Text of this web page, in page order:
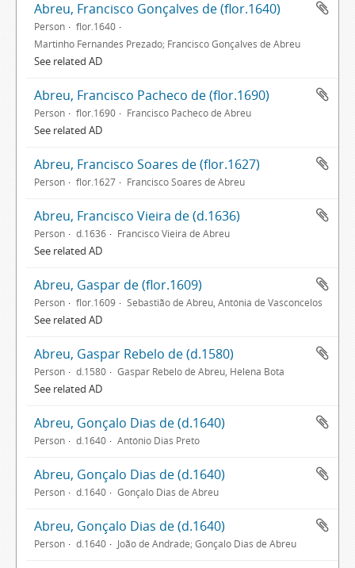
Abreu, Francisco Gonçalves de (flor.1640)
Person
flor.1640
Martinho Fernandes Prezado; Francisco Gonçalves de Abreu
See related AD
Abreu, Francisco Pacheco de (flor.1690)
Person flor.1690 Francisco Pacheco de Abreu
See related AD
Abreu, Francisco Soares de (flor.1627)
Person flor.1627 Francisco Soares de Abreu
Abreu, Francisco Vieira de (d.1636)
Person d.1636 Francisco Vieira de Abreu
See related AD
Abreu, Gaspar de (flor.1609)
Person flor.1609 Sebastião de Abreu, Antónia de Vasconcelos
See related AD
Abreu, Gaspar Rebelo de (d.1580)
Person d.1580 Gaspar Rebelo de Abreu, Helena Bota
See related AD
Abreu, Gonçalo Dias de (d.1640)
Person d.1640 António Dias Preto
Abreu, Gonçalo Dias de (d.1640)
Person d.1640 Gonçalo Dias de Abreu
Abreu, Gonçalo Dias de (d.1640)
Person d.1640 João de Andrade; Gonçalo Dias de Abreu